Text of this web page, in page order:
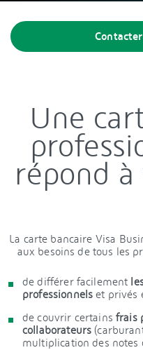
Une
répond à
La carte bancaire Visa
aux besoins de tous les
de différer facilement
professionnelset privés
de couvrir certains frais
collaborateurs
multiplication des notes